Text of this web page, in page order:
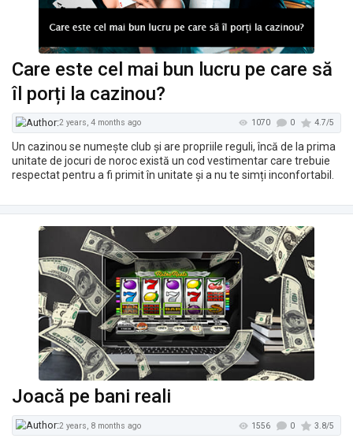
2 years, 4 months ago
Care este cel mai bun lucru pe care să
îl porți la cazinou?
Un cazinou se numește club și are propriile reguli, încă de la prima
unitate de jocuri de noroc există un cod vestimentar care trebuie
respectat pentru a fi primit în unitate și a nu te simți inconfortabil.
Joacă pe bani reali